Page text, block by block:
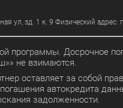
ул, зд. 1 к. 9 Физический адрес:
программы. Досрочное
не взимаются.
оставляет за собой
автокредита
задолженности.